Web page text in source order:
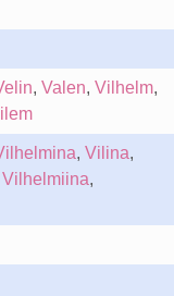
, Valen, Vilhelm,
, Vilina,
Vilhelmiina,